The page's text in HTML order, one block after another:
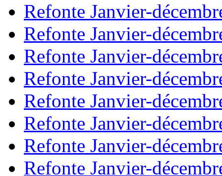
Refonte Janvier-
Refonte Janvier-
Refonte Janvier-
Refonte Janvier-
Refonte Janvier-
Refonte Janvier-
Refonte Janvier-
Refonte Janvier-